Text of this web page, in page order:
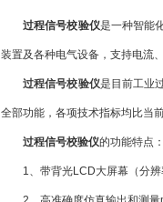
过程信号校验仪是一种智能化
装置及各种电气设备，支持电流
过程信号校验仪是目前工业
全部功能，各项技术指标均比当
过程信号校验仪的功能特点
1、带背光LCD大屏幕（分辨率